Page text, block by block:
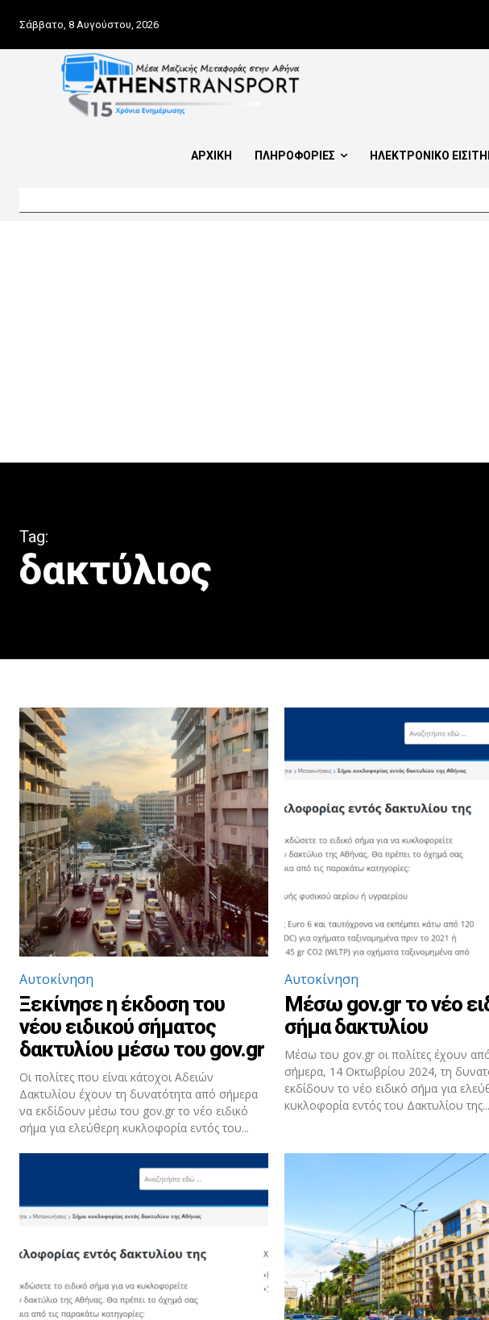
Σάββατο, 8 Αυγούστου, 2026
ΑΡΧΙΚΗ ΠΛΗΡΟΦΟΡΙΕΣ ΗΛΕΚΤΡΟΝΙΚΟ
Tag:
δακτύλιος
Αυτοκίνηση
Ξεκίνησε η έκδοση του
νέου ειδικού σήματος
δακτυλίου μέσω του gov.gr
Οι πολίτες που είναι κάτοχοι Αδειών
Δακτυλίου έχουν τη δυνατότητα από σήμερα
να εκδίδουν μέσω του gov.gr το νέο ειδικό
σήμα για ελεύθερη κυκλοφορία εντός του...
Αυτοκίνηση
Μέσω gov.gr το νέο
σήμα δακτυλίου
Μέσω του gov.gr οι πολίτες έχουν
σήμερα, 14 Οκτωβρίου 2024, τη
εκδίδουν το νέο ειδικό σήμα για
κυκλοφορία εντός του Δακτυλίου της...